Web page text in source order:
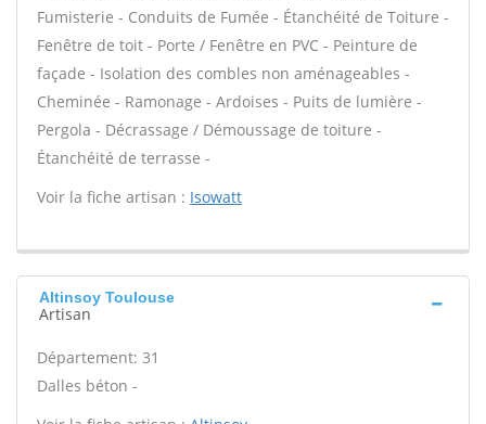
Fumisterie - Conduits de Fumée - Étanchéité de Toiture -
Fenêtre de toit - Porte / Fenêtre en PVC - Peinture de
façade - Isolation des combles non aménageables -
Cheminée - Ramonage - Ardoises - Puits de lumière -
Pergola - Décrassage / Démoussage de toiture -
Étanchéité de terrasse -
Voir la fiche artisan : Isowatt
Altinsoy Toulouse
Artisan
Département: 31
Dalles béton -